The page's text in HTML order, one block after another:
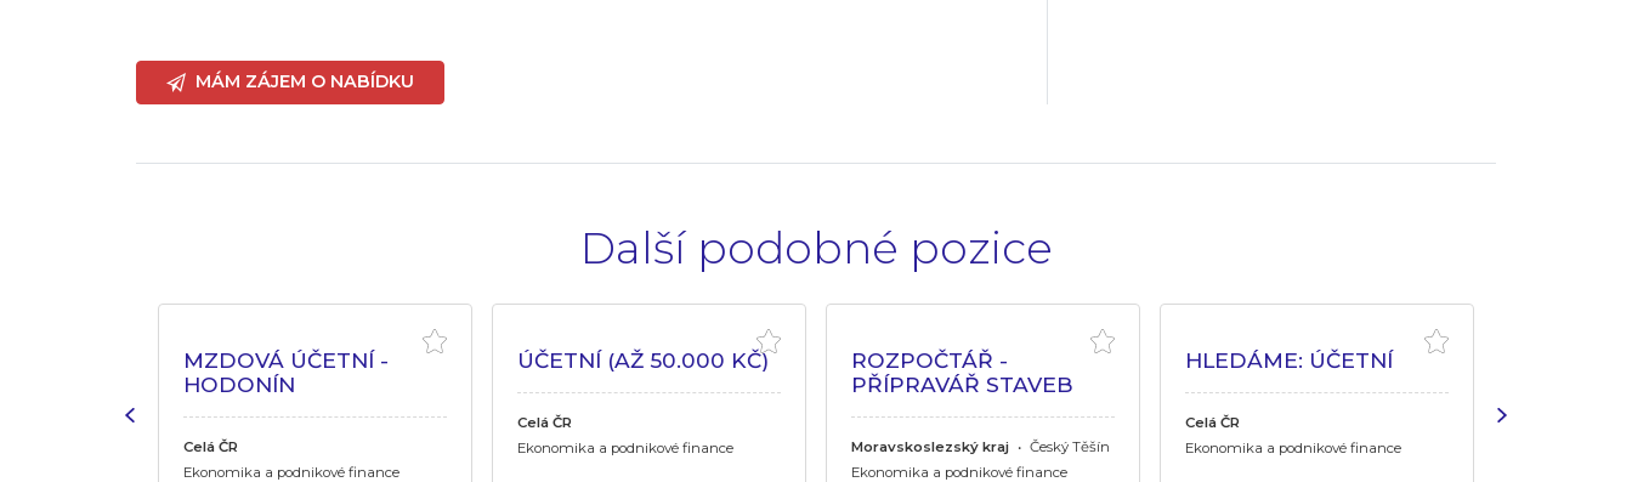
MÁM ZÁJEM O NABÍDKU
Další podobné pozice
MZDOVÁ ÚČETNÍ -
HODONÍN
Celá ČR
Ekonomika a podnikové finance
ÚČETNÍ (AŽ 50.000 KČ)
Celá ČR
Ekonomika a podnikové finance
ROZPOČTÁŘ -
PŘÍPRAVÁŘ STAVEB
Moravskoslezský kraj • Český Těšín
Ekonomika a podnikové finance
HLEDÁME: ÚČETNÍ
Celá ČR
Ekonomika a podnikové finance